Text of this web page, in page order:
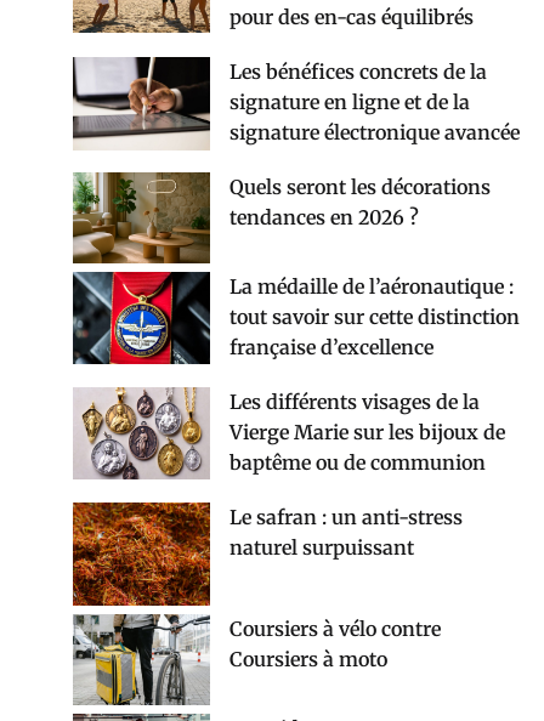
pour des en-cas équilibrés
Les bénéfices concrets de la
signature en ligne et de la
signature électronique avancée
Quels seront les décorations
tendances en 2026 ?
La médaille de l’aéronautique :
tout savoir sur cette distinction
française d’excellence
Les différents visages de la
Vierge Marie sur les bijoux de
baptême ou de communion
Le safran : un anti-stress
naturel surpuissant
Coursiers à vélo contre
Coursiers à moto